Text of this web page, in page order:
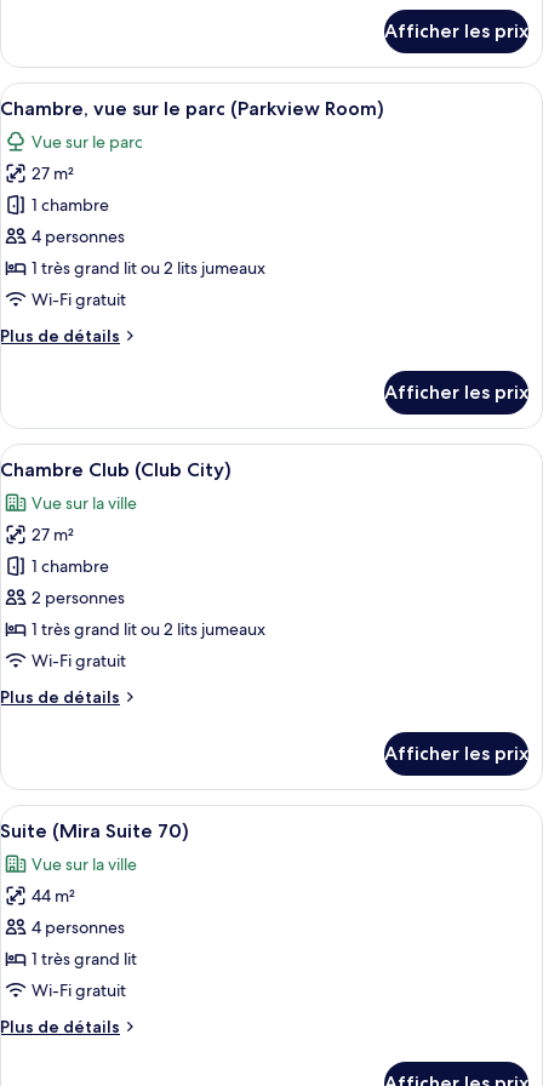
Room)
Chambre
(Courtyard
Room)
Afficher les prix
Afficher
toutes
les
photos
pour
ce
type
de
chambre :
Chambre,
le
parc
(Parkview
Room)
Une chambre d’hôtel moderne
6
Chambre, vue sur le parc (Parkview Room)
Vue sur le parc
27 m²
1 chambre
4 personnes
1 très grand lit ou 2 lits jumeaux
Wi-Fi gratuit
Plus de détails
Plus
Chambre,
vue
sur
parc
(Parkview
Room)
Afficher les prix
Afficher
toutes
les
photos
pour
ce
type
de
chambre :
Chambre
City)
Une chambre d’hôtel moderne
6
Chambre Club (Club City)
Vue sur la ville
27 m²
1 chambre
2 personnes
1 très grand lit ou 2 lits jumeaux
Wi-Fi gratuit
Plus de détails
Plus
Chambre
Club
(Club
Afficher les prix
Afficher
toutes
les
photos
pour
ce
type
chambre :
Une chambre d’hôtel moderne
6
Suite (Mira Suite 70)
Vue sur la ville
44 m²
4 personnes
1 très grand lit
Wi-Fi gratuit
Plus de détails
Plus